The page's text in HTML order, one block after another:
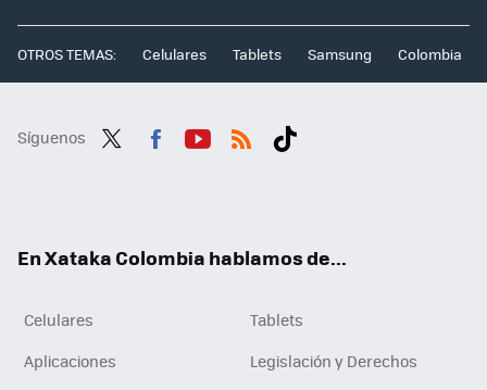
OTROS TEMAS: Celulares Tablets Samsung Colombia
Síguenos
En Xataka Colombia hablamos de...
Celulares
Tablets
Aplicaciones
Legislación y Derechos